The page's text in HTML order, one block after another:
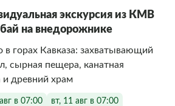
экскурсия из КМВ
на внедорожнике
в горах Кавказа: захватывающий
сырная пещера, канатная
и древний храм
в 07:00 вт, 11 авг в 07:00